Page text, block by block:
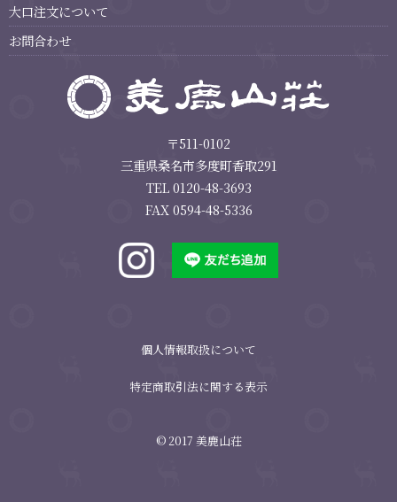
大口注文について
お問合わせ
〒511-0102
三重県桑名市多度町香取291
TEL 0120-48-3693
FAX 0594-48-5336
個人情報取扱について
特定商取引法に関する表示
© 2017 美鹿山荘